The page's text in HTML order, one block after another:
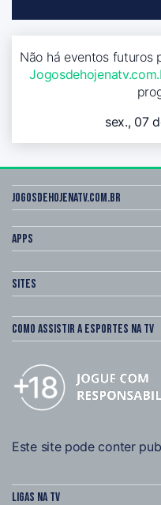
Não há eventos futuros
sex., 07
Jogosdehojenatv.com.br
Apps
Sites
Como assistir a esportes na TV
Este site pode conter
Ligas na TV